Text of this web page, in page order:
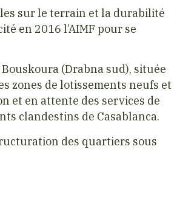
sur le terrain et la durabilité
en 2016 l’AIMF pour se
(Drabna sud), située
zones de lotissements neufs et
et en attente des services de
clandestins de Casablanca.
des quartiers sous